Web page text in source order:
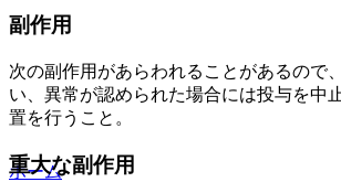
副作用
次の副作用があらわれることがあるので
い、異常が認められた場合には投与を中
置を行うこと。
重大な副作用
ホーム